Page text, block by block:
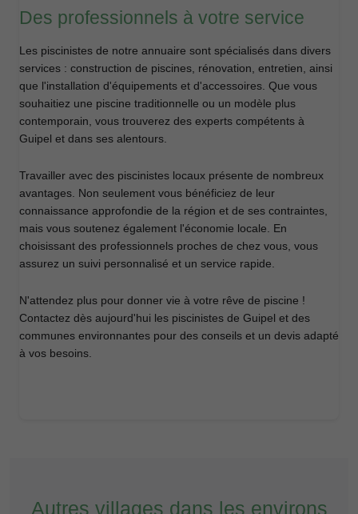
Des professionnels à votre service
Les piscinistes de notre annuaire sont spécialisés dans divers
services : construction de piscines, rénovation, entretien, ainsi
que l'installation d'équipements et d'accessoires. Que vous
souhaitiez une piscine traditionnelle ou un modèle plus
contemporain, vous trouverez des experts compétents à
Guipel et dans ses alentours.
Travailler avec des piscinistes locaux présente de nombreux
avantages. Non seulement vous bénéficiez de leur
connaissance approfondie de la région et de ses contraintes,
mais vous soutenez également l'économie locale. En
choisissant des professionnels proches de chez vous, vous
assurez un suivi personnalisé et un service rapide.
N'attendez plus pour donner vie à votre rêve de piscine !
Contactez dès aujourd'hui les piscinistes de Guipel et des
communes environnantes pour des conseils et un devis adapté
à vos besoins.
Autres villages dans les environs